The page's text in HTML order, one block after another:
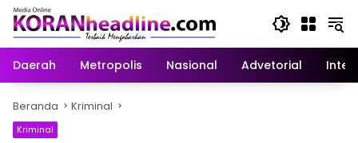
Langsung
konten
Daerah
Metropolis Nasional Advetorial
Beranda Kriminal
Kriminal